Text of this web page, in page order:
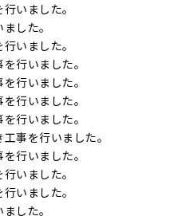
いました。
した。
いました。
行いました。
行いました。
行いました。
行いました。
事を行いました。
行いました。
いました。
いました。
した。